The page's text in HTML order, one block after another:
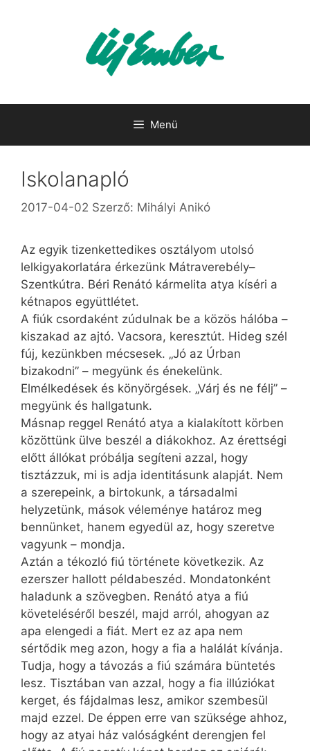
Menü
Iskolanapló
2017-04-02 Szerző: Mihályi Anikó
Az egyik tizenkettedikes osztályom utolsó
lelkigyakorlatára érkezünk Mátraverebély–
Szentkútra. Béri Renátó kármelita atya kíséri a
két­napos együttlétet.
A fiúk csordaként zúdulnak be a közös hálóba –
kiszakad az ajtó. Vacsora, keresztút. Hideg szél
fúj, kezünkben mécsesek. „Jó az Úrban
bizakodni” – megyünk és énekelünk.
Elmélkedések és könyörgések. „Várj és ne félj” –
megyünk és hallgatunk.
Másnap reggel Renátó atya a kialakított körben
közöttünk ülve beszél a diákokhoz. Az érettségi
előtt állókat próbálja segíteni azzal, hogy
tisztázzuk, mi is adja identitásunk alapját. Nem
a szerepeink, a birtokunk, a társadalmi
helyzetünk, mások véleménye határoz meg
bennünket, hanem egyedül az, hogy szeretve
vagyunk – mondja.
Aztán a tékozló fiú története következik. Az
ezerszer hallott példabeszéd. Mondatonként
haladunk a szövegben. Renátó atya a fiú
követeléséről beszél, majd arról, ahogyan az
apa elengedi a fiát. Mert ez az apa nem
sértődik meg azon, hogy a fia a halálát kívánja.
Tudja, hogy a távozás a fiú számára büntetés
lesz. Tisztában van azzal, hogy a fia illúziókat
kerget, és fájdalmas lesz, amikor szembesül
majd ezzel. De éppen erre van szüksége ahhoz,
hogy az atyai ház valóságként derengjen fel